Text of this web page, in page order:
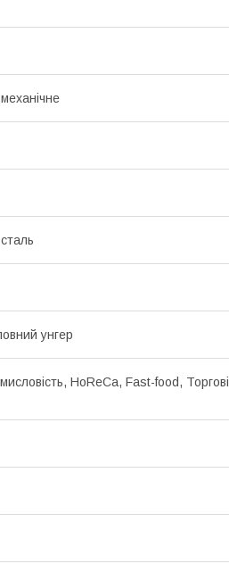
унгер
HoReCa, Fast-food, Торгові